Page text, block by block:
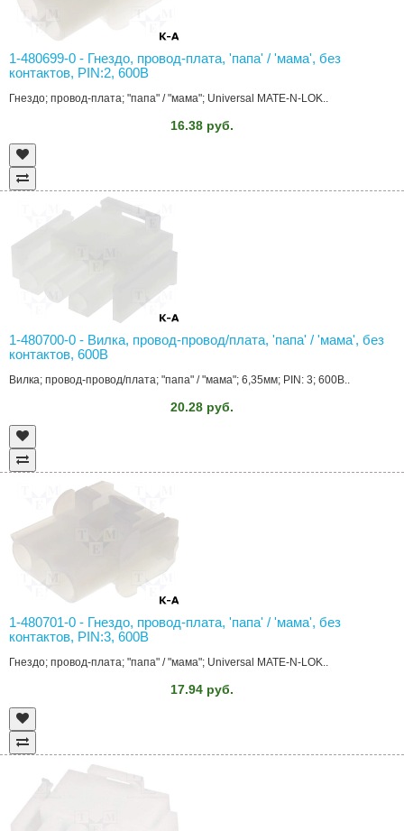
1-480699-0 - Гнездо, провод-плата, 'папа' / 'мама', без
контактов, PIN:2, 600В
Гнездо; провод-плата; "папа" / "мама"; Universal MATE-N-LOK..
16.38 руб.
1-480700-0 - Вилка, провод-провод/плата, 'папа' / 'мама', без
контактов, 600В
Вилка; провод-провод/плата; "папа" / "мама"; 6,35мм; PIN: 3; 600В..
20.28 руб.
1-480701-0 - Гнездо, провод-плата, 'папа' / 'мама', без
контактов, PIN:3, 600В
Гнездо; провод-плата; "папа" / "мама"; Universal MATE-N-LOK..
17.94 руб.